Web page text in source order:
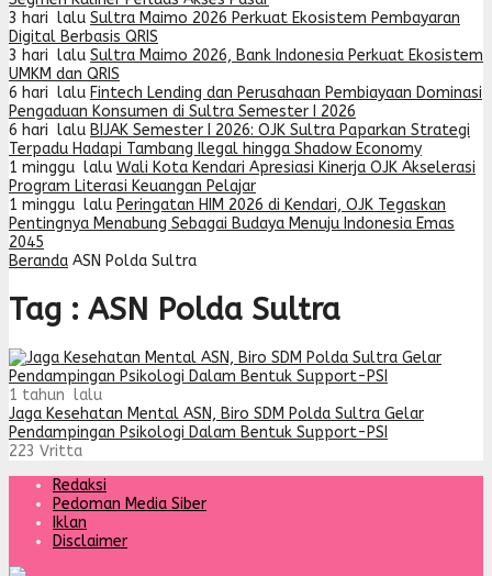
3 hari lalu Sultra Maimo 2026 Perkuat Ekosistem Pembayaran
Digital Berbasis QRIS
3 hari lalu Sultra Maimo 2026, Bank Indonesia Perkuat Ekosistem
UMKM dan QRIS
6 hari lalu Fintech Lending dan Perusahaan Pembiayaan Dominasi
Pengaduan Konsumen di Sultra Semester I 2026
6 hari lalu BIJAK Semester I 2026: OJK Sultra Paparkan Strategi
Terpadu Hadapi Tambang Ilegal hingga Shadow Economy
1 minggu lalu Wali Kota Kendari Apresiasi Kinerja OJK Akselerasi
Program Literasi Keuangan Pelajar
1 minggu lalu Peringatan HIM 2026 di Kendari, OJK Tegaskan
Pentingnya Menabung Sebagai Budaya Menuju Indonesia Emas
2045
Beranda ASN Polda Sultra
Tag : ASN Polda Sultra
1 tahun lalu
Jaga Kesehatan Mental ASN, Biro SDM Polda Sultra Gelar
Pendampingan Psikologi Dalam Bentuk Support-PSI
223 Vritta
Redaksi
Pedoman Media Siber
Iklan
Disclaimer